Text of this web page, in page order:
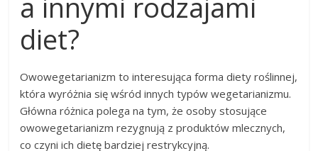
a innymi rodzajami
diet?
Owowegetarianizm to interesująca forma diety roślinnej,
która wyróżnia się wśród innych typów wegetarianizmu.
Główna różnica polega na tym, że osoby stosujące
owowegetarianizm rezygnują z produktów mlecznych,
co czyni ich dietę bardziej restrykcyjną.